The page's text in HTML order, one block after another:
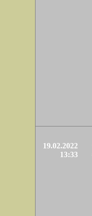
19.02.2022
13:33